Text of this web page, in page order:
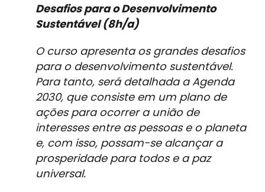
Desafios para o Desenvolvimento
Sustentável (8h/a)
O curso apresenta os grandes desafios
para o desenvolvimento sustentável.
Para tanto, será detalhada a Agenda
2030, que consiste em um plano de
ações para ocorrer a união de
interesses entre as pessoas e o planeta
e, com isso, possam-se alcançar a
prosperidade para todos e a paz
universal.